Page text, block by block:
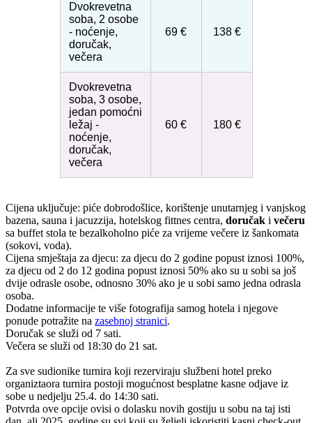
Dvokrevetna
soba, 2 osobe
- noćenje,
doručak,
večera
69 € 138 €
Dvokrevetna
soba, 3 osobe,
jedan pomoćni
ležaj -
noćenje,
doručak,
večera
60 € 180 €
Cijena uključuje: piće dobrodošlice, korištenje unutarnjeg i vanjskog
bazena, sauna i jacuzzija, hotelskog fittnes centra, doručak i večeru
sa buffet stola te bezalkoholno piće za vrijeme večere iz šankomata
(sokovi, voda).
Cijena smještaja za djecu: za djecu do 2 godine popust iznosi 100%,
za djecu od 2 do 12 godina popust iznosi 50% ako su u sobi sa još
dvije odrasle osobe, odnosno 30% ako je u sobi samo jedna odrasla
osoba.
Dodatne informacije te više fotografija samog hotela i njegove
ponude potražite na zasebnoj stranici.
Doručak se služi od 7 sati.
Večera se služi od 18:30 do 21 sat.
Za sve sudionike turnira koji rezerviraju službeni hotel preko
organiztaora turnira postoji mogućnost besplatne kasne odjave iz
sobe u nedjelju 25.4. do 14:30 sati.
Potvrda ove opcije ovisi o dolasku novih gostiju u sobu na taj isti